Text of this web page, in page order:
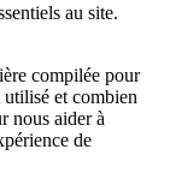
au site.
compilée pour
utilisé et combien
nous aider à
de